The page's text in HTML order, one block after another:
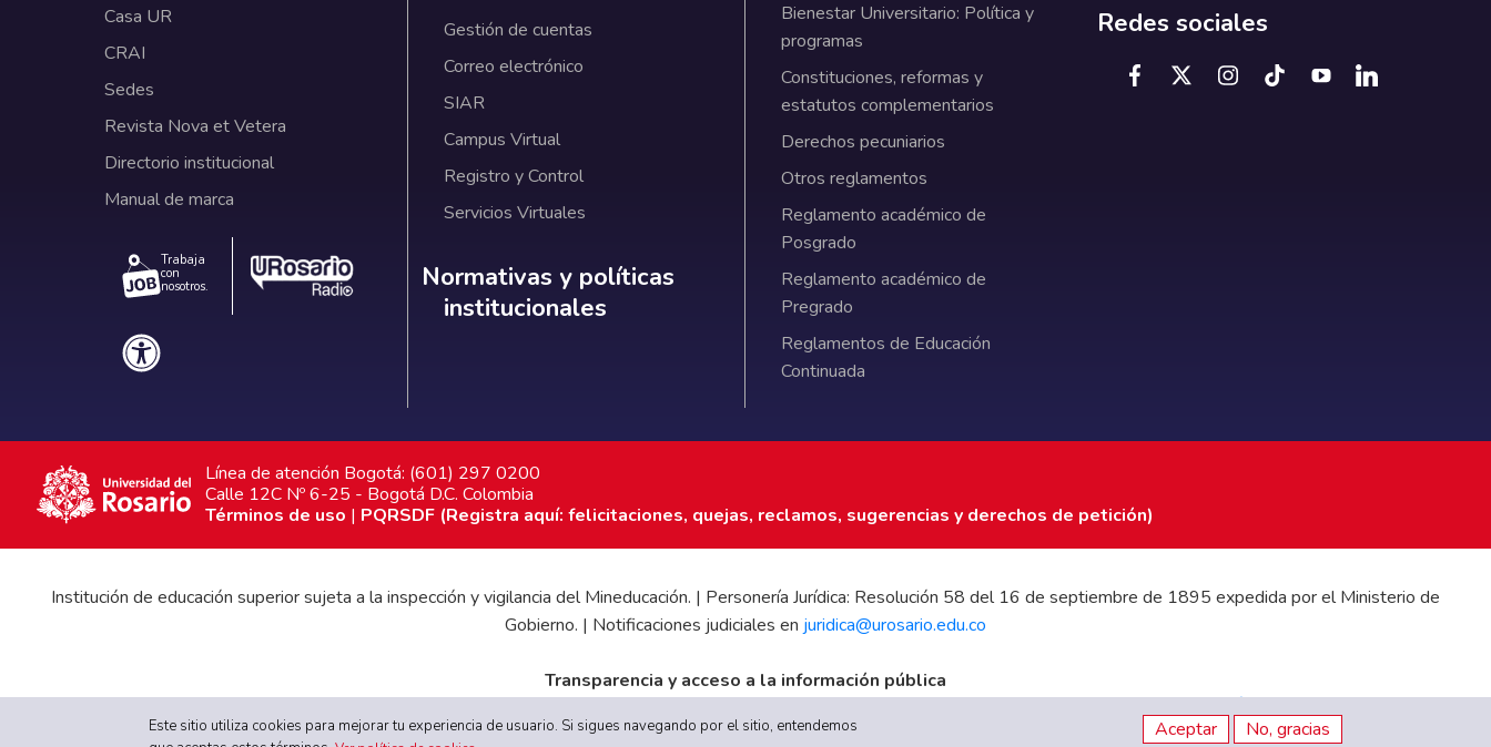
Casa UR
CRAI
Sedes
Revista Nova et Vetera
Directorio institucional
Manual de marca
Trabaja
con
nosotros.
Gestión de cuentas
Correo electrónico
SIAR
Campus Virtual
Registro y Control
Servicios Virtuales
Normativas y políticas institucionales
Normativas y políticas
institucionales
Bienestar Universitario: Política y
programas
Constituciones, reformas y
estatutos complementarios
Derechos pecuniarios
Otros reglamentos
Reglamento académico de
Posgrado
Reglamento académico de
Pregrado
Reglamentos de Educación
Continuada
Redes sociales
Línea de atención Bogotá: (601) 297 0200
Calle 12C Nº 6-25 - Bogotá D.C. Colombia
Términos de uso | PQRSDF (Registra aquí: felicitaciones, quejas, reclamos, sugerencias y derechos de petición)
Institución de educación superior sujeta a la inspección y vigilancia del Mineducación. | Personería Jurídica: Resolución 58 del 16 de septiembre de 1895 expedida por el Ministerio de
Gobierno. | Notificaciones judiciales en juridica@urosario.edu.co
Transparencia y acceso a la información pública
UR
Este sitio utiliza cookies para mejorar tu experiencia de usuario. Si sigues navegando por el sitio, entendemos
Aceptar No, gracias